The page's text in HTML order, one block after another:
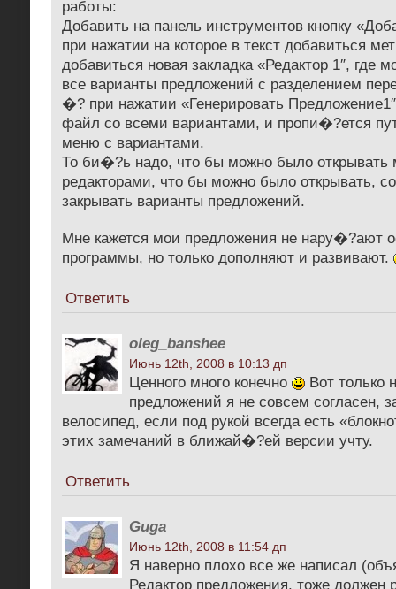
работы:
Добавить на панель инструментов кнопку
при нажатии на которое в текст добавиться
добавиться новая закладка «Редактор 1″, где
все варианты предложений с разделением
�? при нажатии «Генерировать
файл со всеми вариантами, и пропи�?ется
меню с вариантами.
То би�?ь надо, что бы можно было открывать
редакторами, что бы можно было открывать,
закрывать варианты предложений.
Мне кажется мои предложения не нару�?ают
программы, но только дополняют и развивают.
Ответить
oleg_banshee
Июнь 12th, 2008 в 10:13 дп
Ценного много конечно
Вот только
предложений я не совсем согласен,
велосипед, если под рукой всегда есть
этих замечаний в ближай�?ей версии учту.
Ответить
Guga
Июнь 12th, 2008 в 11:54 дп
Я наверно плохо все же написал
Редактор предложения, тоже должен